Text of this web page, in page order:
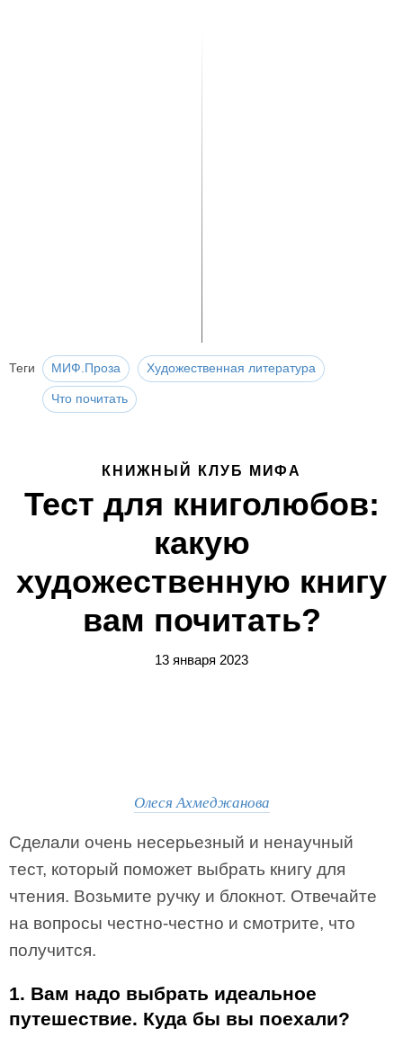
Теги МИФ.Проза Художественная литература
Что почитать
КНИЖНЫЙ КЛУБ МИФА
Тест для книголюбов:
какую
художественную книгу
вам почитать?
13 января 2023
Олеся Ахмеджанова
Сделали очень несерьезный и ненаучный
тест, который поможет выбрать книгу для
чтения. Возьмите ручку и блокнот. Отвечайте
на вопросы честно-честно и смотрите, что
получится.
1. Вам надо выбрать идеальное
путешествие. Куда бы вы поехали?